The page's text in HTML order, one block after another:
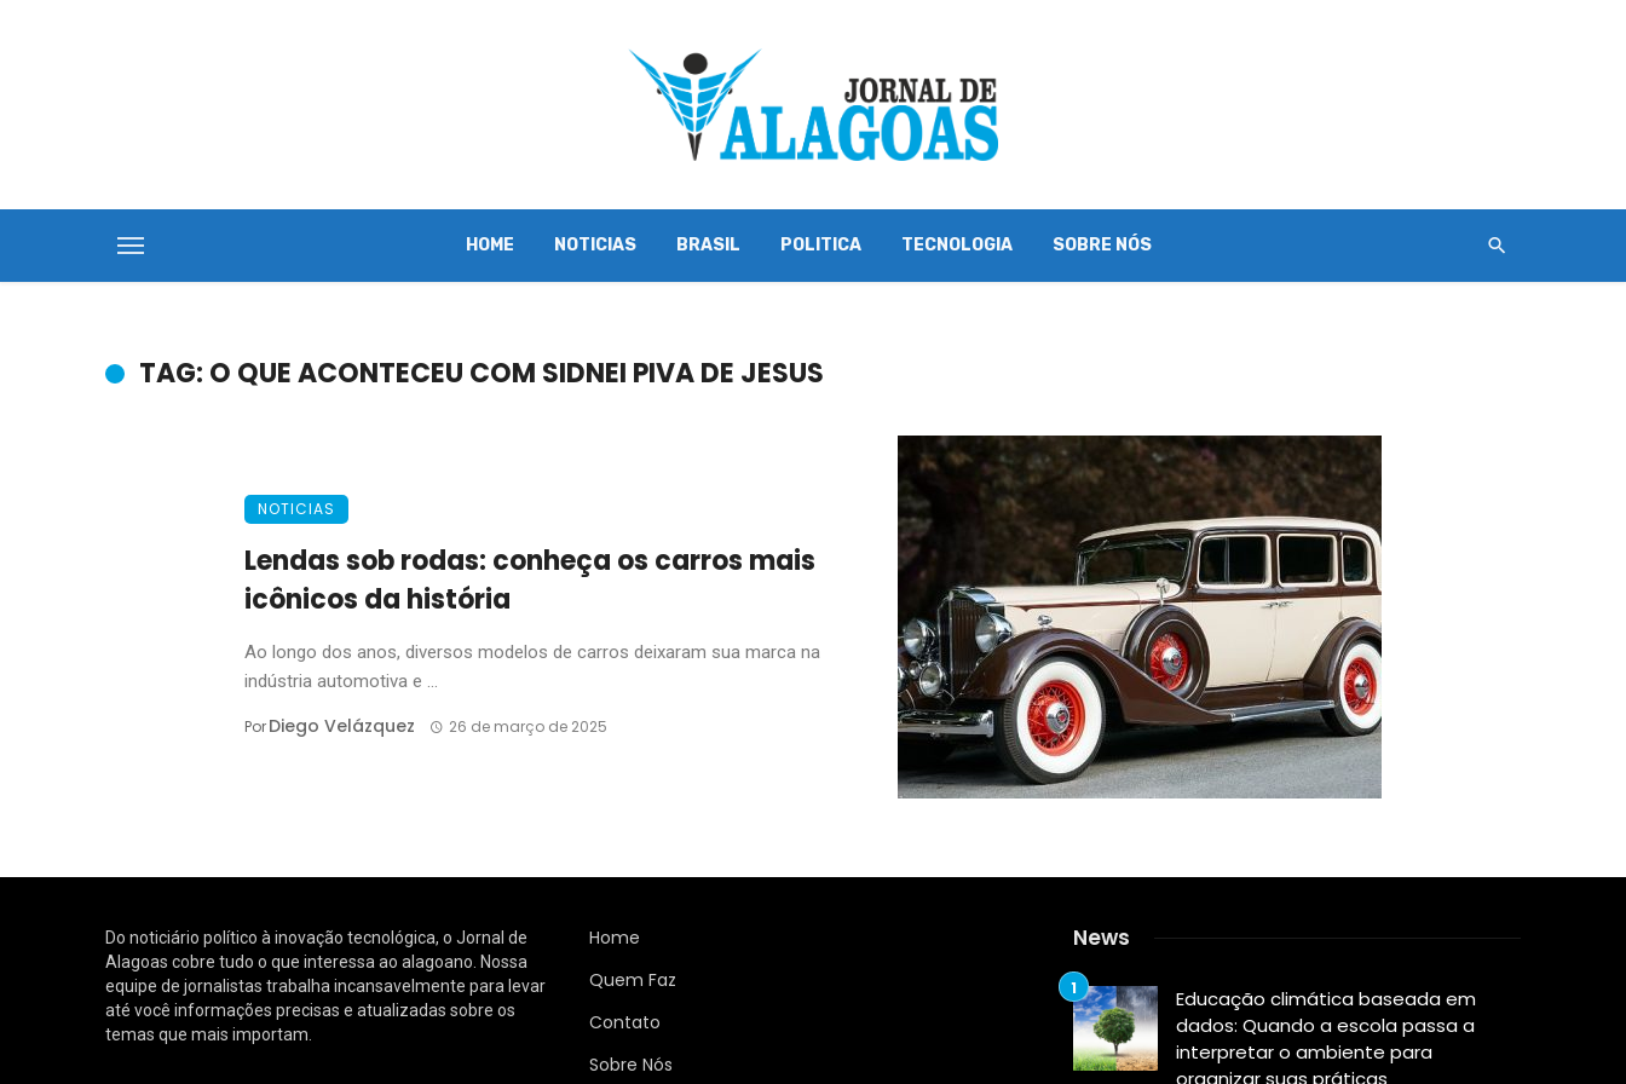
HOME NOTICIAS BRASIL POLITICA TECNOLOGIA SOBRE NÓS
TAG: O QUE ACONTECEU COM SIDNEI PIVA DE JESUS
NOTICIAS
Lendas sob rodas: conheça os carros mais
icônicos da história
Ao longo dos anos, diversos modelos de carros deixaram sua marca na
indústria automotiva e ...
PorDiego Velázquez 26 de março de 2025
Do noticiário político à inovação tecnológica, o Jornal de
Alagoas cobre tudo o que interessa ao alagoano. Nossa
equipe de jornalistas trabalha incansavelmente para levar
até você informações precisas e atualizadas sobre os
temas que mais importam.
Home
Quem Faz
Contato
Sobre Nós
News
Educação climática baseada em
dados: Quando a escola passa a
interpretar o ambiente para
organizar suas práticas